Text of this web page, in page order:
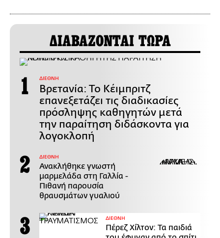
ΔΙΑΒΑΖΟΝΤΑΙ ΤΩΡΑ
ΔΙΕΘΝΗ
Βρετανία: Το Κέιμπριτζ
επανεξετάζει τις διαδικασίες
πρόσληψης καθηγητών μετά
την παραίτηση διδάσκοντα για
λογοκλοπή
ΔΙΕΘΝΗ
Ανακλήθηκε γνωστή
μαρμελάδα στη Γαλλία -
Πιθανή παρουσία
θραυσμάτων γυαλιού
ΔΙΕΘΝΗ
Πέρεζ Χίλτον: Τα παιδιά